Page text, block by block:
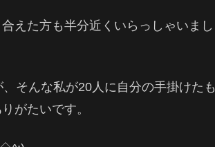
えた方も半分近くいらっしゃいまし
そんな私が20人に自分の手掛けたも
がたいです。